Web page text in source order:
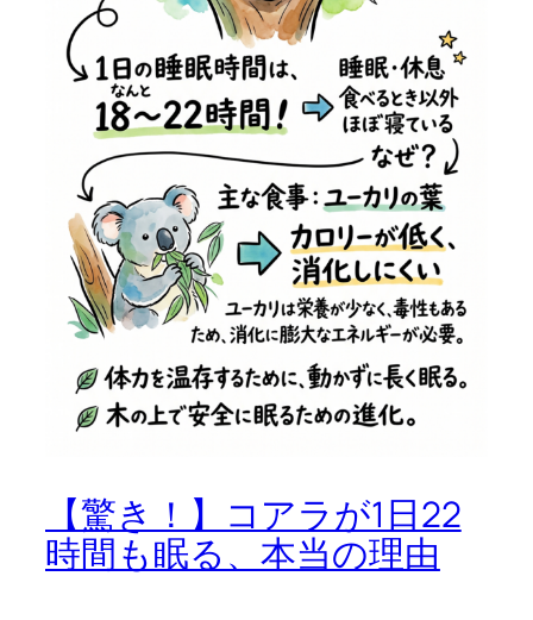
【驚き！】コアラが1日22
時間も眠る、本当の理由